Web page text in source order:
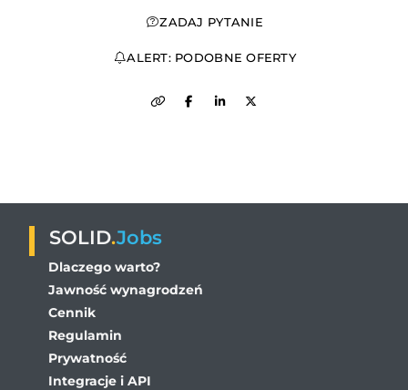
ZADAJ PYTANIE
ALERT: PODOBNE OFERTY
SOLID.Jobs
Dlaczego warto?
Jawność wynagrodzeń
Cennik
Regulamin
Prywatność
Integracje i API